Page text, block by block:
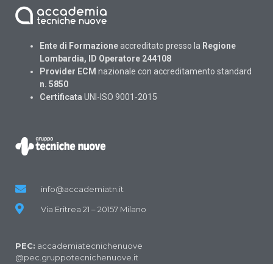
Ente di Formazione accreditato presso la Regione
Lombardia, ID Operatore 244108
Provider ECM nazionale con accreditamento standard
n. 5850
Certificata UNI-ISO 9001-2015
info@accademiatn.it
Via Eritrea 21 – 20157 Milano
PEC: accademiatecnichenuove
@pec.gruppotecnichenuove.it